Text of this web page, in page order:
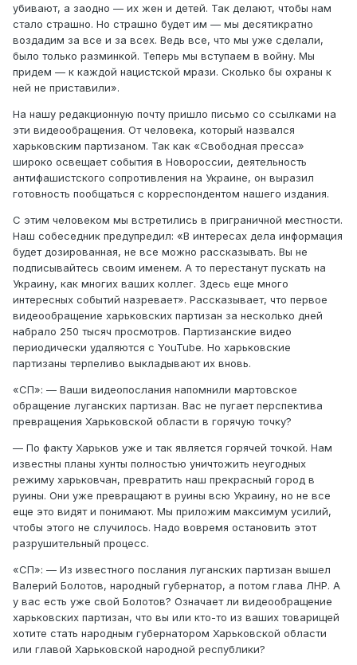
убивают, а заодно — их жен и детей. Так делают, чтобы нам
стало страшно. Но страшно будет им — мы десятикратно
воздадим за все и за всех. Ведь все, что мы уже сделали,
было только разминкой. Теперь мы вступаем в войну. Мы
придем — к каждой нацистской мрази. Сколько бы охраны к
ней не приставили».
На нашу редакционную почту пришло письмо со ссылками на
эти видеообращения. От человека, который назвался
харьковским партизаном. Так как «Свободная пресса»
широко освещает события в Новороссии, деятельность
антифашистского сопротивления на Украине, он выразил
готовность пообщаться с корреспондентом нашего издания.
С этим человеком мы встретились в приграничной местности.
Наш собеседник предупредил: «В интересах дела информация
будет дозированная, не все можно рассказывать. Вы не
подписывайтесь своим именем. А то перестанут пускать на
Украину, как многих ваших коллег. Здесь еще много
интересных событий назревает». Рассказывает, что первое
видеообращение харьковских партизан за несколько дней
набрало 250 тысяч просмотров. Партизанские видео
периодически удаляются с YouTube. Но харьковские
партизаны терпеливо выкладывают их вновь.
«СП»: — Ваши видеопослания напомнили мартовское
обращение луганских партизан. Вас не пугает перспектива
превращения Харьковской области в горячую точку?
— По факту Харьков уже и так является горячей точкой. Нам
известны планы хунты полностью уничтожить неугодных
режиму харьковчан, превратить наш прекрасный город в
руины. Они уже превращают в руины всю Украину, но не все
еще это видят и понимают. Мы приложим максимум усилий,
чтобы этого не случилось. Надо вовремя остановить этот
разрушительный процесс.
«СП»: — Из известного послания луганских партизан вышел
Валерий Болотов, народный губернатор, а потом глава ЛНР. А
у вас есть уже свой Болотов? Означает ли видеообращение
харьковских партизан, что вы или кто-то из ваших товарищей
хотите стать народным губернатором Харьковской области
или главой Харьковской народной республики?